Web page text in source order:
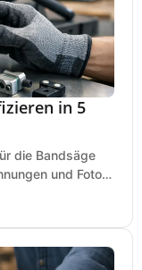
in 5
die Bandsäge
und Fotos